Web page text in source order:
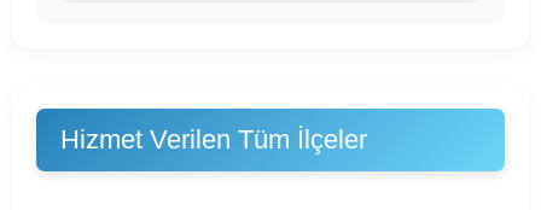
Hizmet Verilen Tüm İlçeler